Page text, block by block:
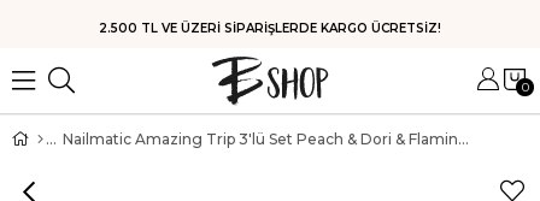
HIZLI KARGO
0
Nailmatic Amazing Trip 3'lü Set Peach & Dori & Flamingo